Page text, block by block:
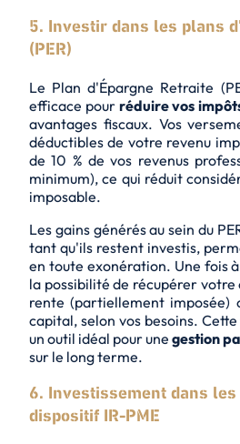
5. Investir dans les plans
(PER)
Le Plan d'Épargne Retraite
efficace pour réduire vos
avantages fiscaux. Vos
déductibles de votre revenu
de 10 % de vos revenus
minimum), ce qui réduit
imposable.
Les gains générés au sein du
tant qu'ils restent investis,
en toute exonération. Une fois
la possibilité de récupérer
rente (partiellement imposée)
capital, selon vos besoins. Cette
un outil idéal pour une gestion
sur le long terme.
6. Investissement dans
dispositif IR-PME